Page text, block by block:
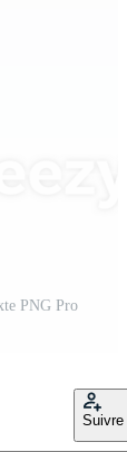
PNG Pro
Suivre